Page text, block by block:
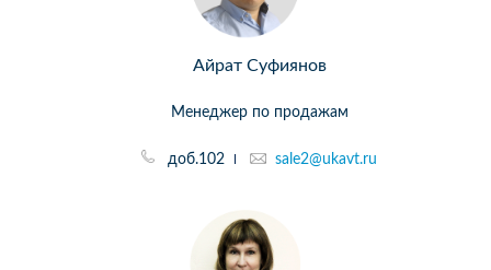
Айрат Суфиянов
Менеджер по продажам
доб.102 sale2@ukavt.ru